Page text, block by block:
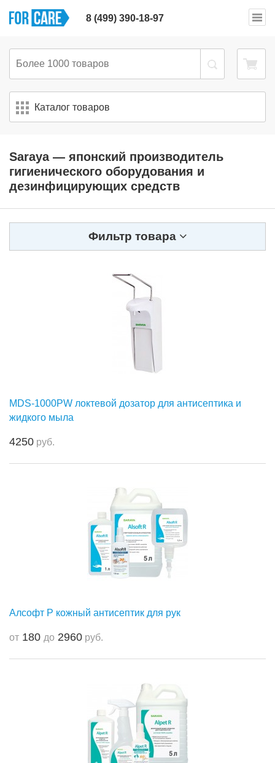
8 (499) 390-18-97
Каталог товаров
Saraya — японский производитель
гигиенического оборудования и
дезинфицирующих средств
Фильтр товара
MDS-1000PW локтевой дозатор для антисептика и
жидкого мыла
4250 руб.
Алсофт Р кожный антисептик для рук
от 180 до 2960 руб.